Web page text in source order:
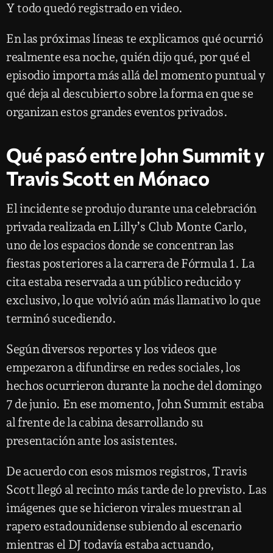
Y todo quedó registrado en video.
En las próximas líneas te explicamos qué ocurrió
realmente esa noche, quién dijo qué, por qué el
episodio importa más allá del momento puntual y
qué deja al descubierto sobre la forma en que se
organizan estos grandes eventos privados.
Qué pasó entre John Summit y
Travis Scott en Mónaco
El incidente se produjo durante una celebración
privada realizada en Lilly’s Club Monte Carlo,
uno de los espacios donde se concentran las
fiestas posteriores a la carrera de Fórmula 1. La
cita estaba reservada a un público reducido y
exclusivo, lo que volvió aún más llamativo lo que
terminó sucediendo.
Según diversos reportes y los videos que
empezaron a difundirse en redes sociales, los
hechos ocurrieron durante la noche del domingo
7 de junio. En ese momento, John Summit estaba
al frente de la cabina desarrollando su
presentación ante los asistentes.
De acuerdo con esos mismos registros, Travis
Scott llegó al recinto más tarde de lo previsto. Las
imágenes que se hicieron virales muestran al
rapero estadounidense subiendo al escenario
mientras el DJ todavía estaba actuando,